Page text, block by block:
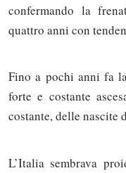
confermando la
quattro anni con
Fino a pochi anni fa
forte e costante
costante, delle nascite
L’Italia sembrava